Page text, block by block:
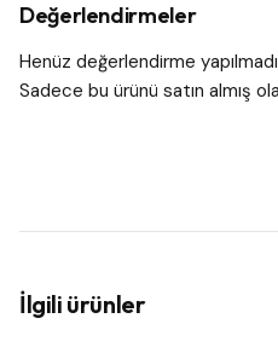
Değerlendirmeler
Henüz değerlendirme
Sadece bu ürünü satın almış
İlgili ürünler